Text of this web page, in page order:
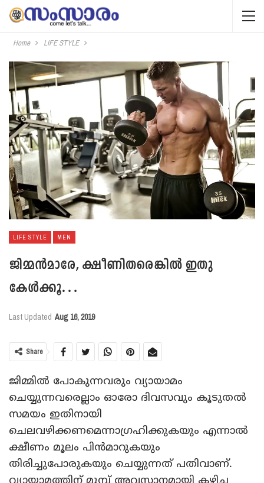
Home LIFE STYLE
LIFE STYLE MEN
ജിമ്മന്‍മാരേ, ക്ഷീണിതരെങ്കില്‍ ഇതു
കേള്‍ക്കൂ…
Last Updated Aug 16, 2019
Share
ജിമ്മില്‍ പോകുന്നവരും വ്യായാമം
ചെയ്യുന്നവരെല്ലാം ഓരോ ദിവസവും കൂടുതല്‍
സമയം ഇതിനായി
ചെലവഴിക്കണമെന്നാഗ്രഹിക്കുകയും എന്നാല്‍
ക്ഷീണം മൂലം പിന്‍മാറുകയും
തിരിച്ചുപോരുകയും ചെയ്യുന്നത് പതിവാണ്.
വ്യായാമത്തിന് മുമ്പ് അവസാനമായി കഴിച്ച